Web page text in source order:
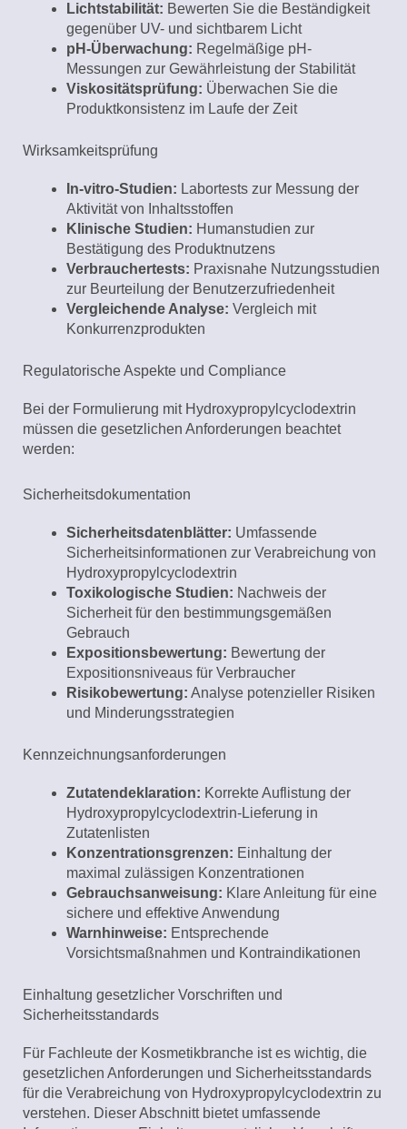
Lichtstabilität: Bewerten Sie die Beständigkeit
gegenüber UV- und sichtbarem Licht
pH-Überwachung: Regelmäßige pH-
Messungen zur Gewährleistung der Stabilität
Viskositätsprüfung: Überwachen Sie die
Produktkonsistenz im Laufe der Zeit
Wirksamkeitsprüfung
In-vitro-Studien: Labortests zur Messung der
Aktivität von Inhaltsstoffen
Klinische Studien: Humanstudien zur
Bestätigung des Produktnutzens
Verbrauchertests: Praxisnahe Nutzungsstudien
zur Beurteilung der Benutzerzufriedenheit
Vergleichende Analyse: Vergleich mit
Konkurrenzprodukten
Regulatorische Aspekte und Compliance
Bei der Formulierung mit Hydroxypropylcyclodextrin
müssen die gesetzlichen Anforderungen beachtet
werden:
Sicherheitsdokumentation
Sicherheitsdatenblätter: Umfassende
Sicherheitsinformationen zur Verabreichung von
Hydroxypropylcyclodextrin
Toxikologische Studien: Nachweis der
Sicherheit für den bestimmungsgemäßen
Gebrauch
Expositionsbewertung: Bewertung der
Expositionsniveaus für Verbraucher
Risikobewertung: Analyse potenzieller Risiken
und Minderungsstrategien
Kennzeichnungsanforderungen
Zutatendeklaration: Korrekte Auflistung der
Hydroxypropylcyclodextrin-Lieferung in
Zutatenlisten
Konzentrationsgrenzen: Einhaltung der
maximal zulässigen Konzentrationen
Gebrauchsanweisung: Klare Anleitung für eine
sichere und effektive Anwendung
Warnhinweise: Entsprechende
Vorsichtsmaßnahmen und Kontraindikationen
Einhaltung gesetzlicher Vorschriften und
Sicherheitsstandards
Für Fachleute der Kosmetikbranche ist es wichtig, die
gesetzlichen Anforderungen und Sicherheitsstandards
für die Verabreichung von Hydroxypropylcyclodextrin zu
verstehen. Dieser Abschnitt bietet umfassende